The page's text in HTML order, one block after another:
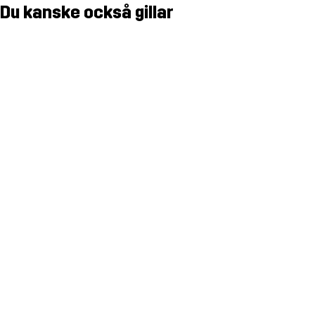
Du kanske också gillar